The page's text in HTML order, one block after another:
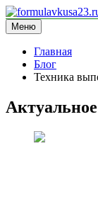
Перейти
к
содержимому
formulavkusa23.ru
блог про спорт
Меню
Главная
Блог
Техника